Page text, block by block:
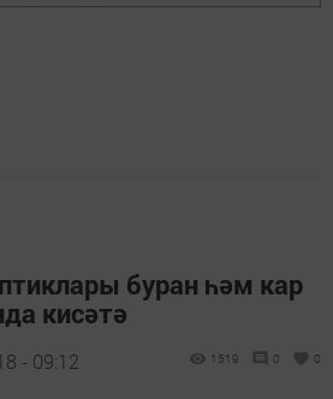
буран һәм кар
кисәтә
- 09:12 1519 0 0